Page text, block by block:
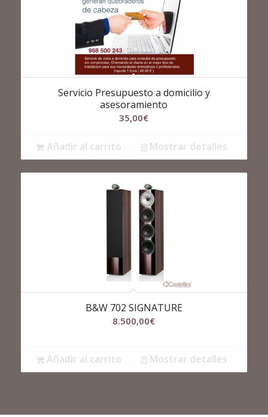
Servicio Presupuesto a domicilio y
asesoramiento
35,00€
Añadir al carrito Mostrar detalles
B&W 702 SIGNATURE
8.500,00€
Añadir al carrito Mostrar detalles